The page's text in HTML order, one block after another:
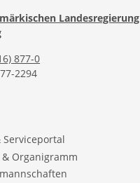
Landesregierung
877-0
2294
Organigramm